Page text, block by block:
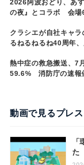
2026阿波おどり、あ
の夜』とコラボ 会場
クラシエが自社キャ
るねるねるね40周年
熱中症の救急搬送、
59.6% 消防庁の速報
動画で見るプレ
た